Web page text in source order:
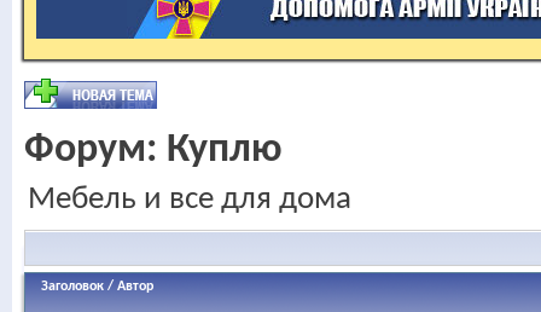
Форум: Куплю
Мебель и все для дома
Заголовок / Автор